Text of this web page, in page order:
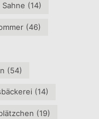
Sahne (14)
(46)
(54)
(14)
(19)